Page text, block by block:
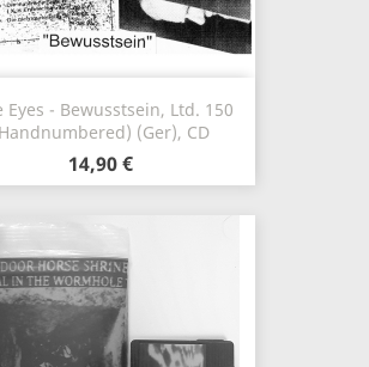
Eyes - Bewusstsein, Ltd. 150
(Ger), CD
14,90 €